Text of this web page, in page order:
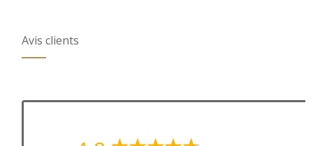
Avis clients